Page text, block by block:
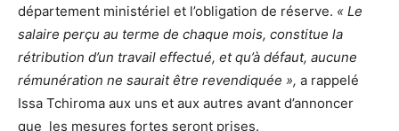
département ministériel et l’obligation de réserve. « Le
salaire perçu au terme de chaque mois, constitue la
rétribution d’un travail effectué, et qu’à défaut, aucune
rémunération ne saurait être revendiquée », a rappelé
Issa Tchiroma aux uns et aux autres avant d’annoncer
que les mesures fortes seront prises.